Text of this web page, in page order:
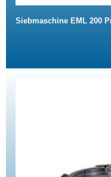
Siebmaschine EML 200